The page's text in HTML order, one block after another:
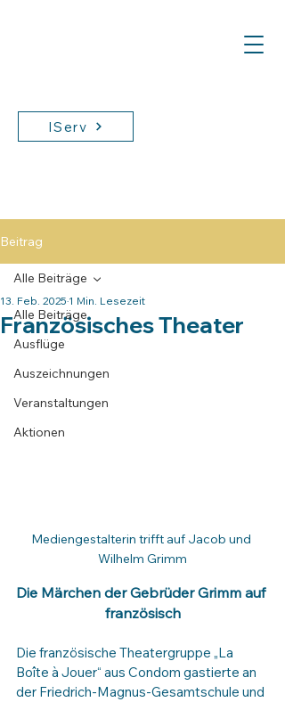
IServ
Beitrag
Alle Beiträge
Ausflüge
Auszeichnungen
Veranstaltungen
Aktionen
Alle Beiträge
Französisches Theater
13. Feb. 2025 1 Min. Lesezeit
Mediengestalterin trifft auf Jacob und
Wilhelm Grimm
Die Märchen der Gebrüder Grimm auf
französisch
Die französische Theatergruppe „La
Boîte à Jouer“ aus Condom gastierte an
der Friedrich-Magnus-Gesamtschule und